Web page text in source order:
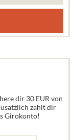
dir 30 EUR von
zahlt dir
Girokonto!